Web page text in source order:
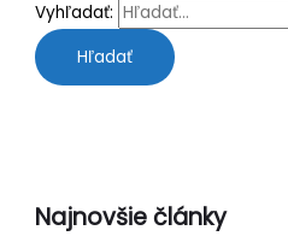
Vyhľadať:
Najnovšie články